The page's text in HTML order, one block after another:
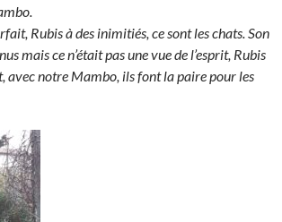
Rubis à des inimitiés, ce sont les chats. Son
mais ce n’était pas une vue de l’esprit, Rubis
avec notre Mambo, ils font la paire pour les